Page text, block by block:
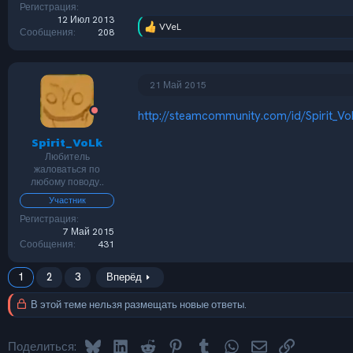
Регистрация
12 Июл 2013
Сообщения
208
Р
:
VVeL
Spirit_VoLk
Любитель
жаловаться по
любому поводу..
Участник
Регистрация
7 Май 2015
Сообщения
431
21 Май 2015
http://steamcommunity.com/id/
1 2 3 Вперёд
В этой теме нельзя размещать новые ответы.
Поделиться: BlueskyLinkedInReddit PinterestTumblrWhatsAppЭлектронная
Ссылка